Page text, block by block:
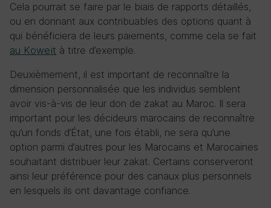
Cela pourrait se faire par le biais de rapports détaillés,
ou en donnant aux contribuables des options quant à
qui bénéficiera de leurs paiements, comme cela se fait
au Koweït à titre d’exemple.
Deuxièmement, il est important de reconnaître la
dimension personnalisée que les individus semblent
avoir vis-à-vis de leur don de zakat au Maroc. Il sera
important pour les décideurs marocains de reconnaître
qu’un fonds d’État, une fois établi, ne sera qu’une
option parmi d’autres pour les Marocains et Marocaines
souhaitant distribuer leur zakat. Certains conserveront
ainsi leur préférence pour des canaux plus personnels
en lesquels ils ont davantage confiance.